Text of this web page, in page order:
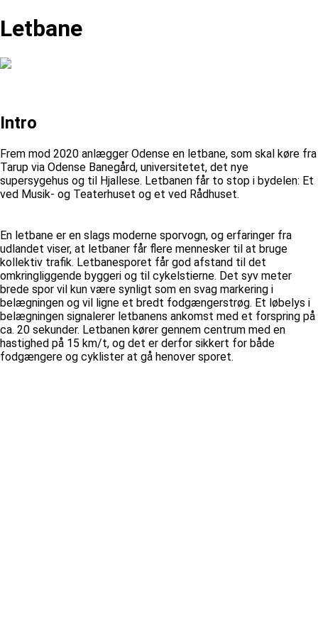
Letbane
Intro
Frem mod 2020 anlægger Odense en letbane, som skal køre fra
Tarup via Odense Banegård, universitetet, det nye
supersygehus og til Hjallese. Letbanen får to stop i bydelen: Et
ved Musik- og Teaterhuset og et ved Rådhuset.
En letbane er en slags moderne sporvogn, og erfaringer fra
udlandet viser, at letbaner får flere mennesker til at bruge
kollektiv trafik. Letbanesporet får god afstand til det
omkringliggende byggeri og til cykelstierne. Det syv meter
brede spor vil kun være synligt som en svag markering i
belægningen og vil ligne et bredt fodgængerstrøg. Et løbelys i
belægningen signalerer letbanens ankomst med et forspring på
ca. 20 sekunder. Letbanen kører gennem centrum med en
hastighed på 15 km/t, og det er derfor sikkert for både
fodgængere og cyklister at gå henover sporet.